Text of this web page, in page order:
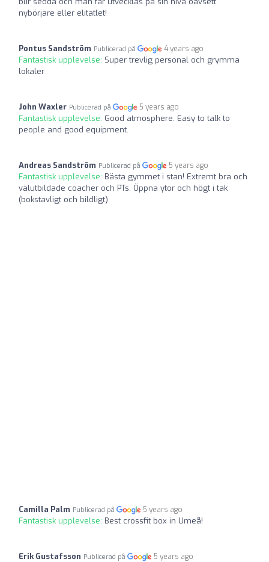
nybörjare eller elitatlet!
Pontus Sandström Publicerad på 4 years ago
Fantastisk upplevelse: Super trevlig personal och grymma
lokaler
John Waxler Publicerad på 5 years ago
Fantastisk upplevelse: Good atmosphere. Easy to talk to
people and good equipment.
Andreas Sandström Publicerad på 5 years ago
Fantastisk upplevelse: Bästa gymmet i stan! Extremt bra och
välutbildade coacher och PTs. Öppna ytor och högt i tak
(bokstavligt och bildligt)
Camilla Palm Publicerad på 5 years ago
Fantastisk upplevelse: Best crossfit box in Umeå!
Erik Gustafsson Publicerad på 5 years ago